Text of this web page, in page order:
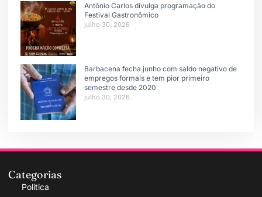
Antônio Carlos divulga programação do
Festival Gastronômico
julho 30, 2026
Barbacena fecha junho com saldo negativo de
empregos formais e tem pior primeiro
semestre desde 2020
julho 30, 2026
Categorias
Politica